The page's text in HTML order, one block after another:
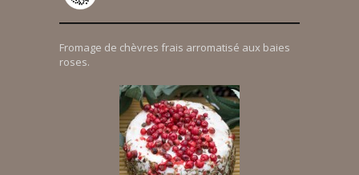
Fromage de chèvres frais arromatisé aux baies
roses.